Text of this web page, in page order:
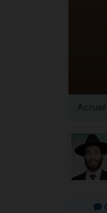
Accueil